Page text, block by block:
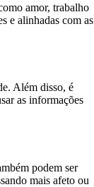
amor, trabalho
e alinhadas com as
Além disso, é
as informações
podem ser
mais afeto ou